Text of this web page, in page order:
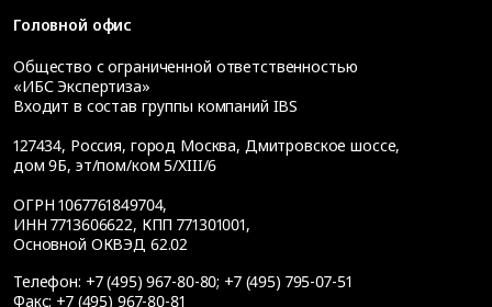
Головной офис
Общество с ограниченной ответственностью
«ИБС Экспертиза»
Входит в состав группы компаний IBS
127434, Россия, город Москва, Дмитровское шоссе,
дом 9Б, эт/пом/ком 5/XIII/6
ОГРН 1067761849704,
ИНН 7713606622, КПП 771301001,
Основной ОКВЭД 62.02
Телефон: +7 (495) 967-80-80; +7 (495) 795-07-51
Факс: +7 (495) 967-80-81